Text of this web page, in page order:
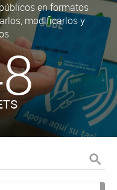
en formatos
modificarlos y